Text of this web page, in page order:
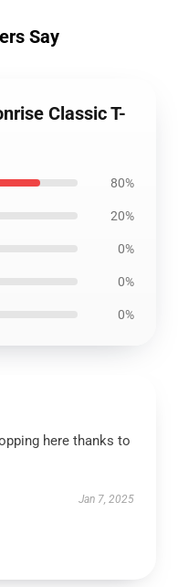
Say
Classic T-
80%
20%
0%
0%
0%
here thanks to
Jan 7, 2025